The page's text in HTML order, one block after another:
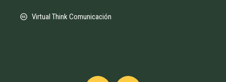
Virtual Think Comunicación